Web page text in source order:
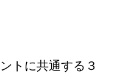
トに共通する３